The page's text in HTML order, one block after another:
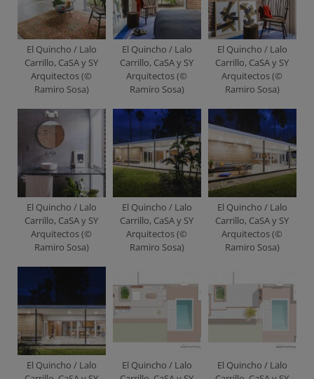
El Quincho / Lalo
Carrillo, CaSA y SY
Arquitectos (©
Ramiro Sosa)
El Quincho / Lalo
Carrillo, CaSA y SY
Arquitectos (©
Ramiro Sosa)
El Quincho / Lalo
Carrillo, CaSA y SY
Arquitectos (©
Ramiro Sosa)
El Quincho / Lalo
Carrillo, CaSA y SY
Arquitectos (©
Ramiro Sosa)
El Quincho / Lalo
Carrillo, CaSA y SY
Arquitectos (©
Ramiro Sosa)
El Quincho / Lalo
Carrillo, CaSA y SY
Arquitectos (©
Ramiro Sosa)
El Quincho / Lalo
El Quincho / Lalo
El Quincho / Lalo